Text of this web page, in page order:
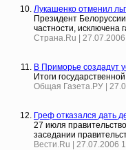
Лукашенко отменил
Президент
частности, исключена
Страна.Ru |
В Приморье создадут
Итоги
Общая Газета.РУ |
Греф отказался дать
27 июля
заседании
Вести.Ru | 27.07.2006